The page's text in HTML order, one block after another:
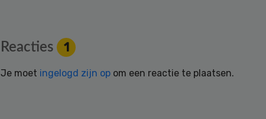
Reacties 1
Je moet ingelogd zijn op om een reactie te plaatsen.